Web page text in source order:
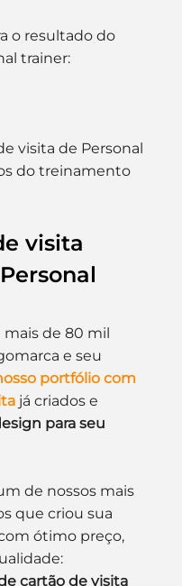
o resultado do
trainer:
visita de Personal
do treinamento
visita
de 80 mil
e seu
portfólio com
já criados e
para seu
de nossos mais
que criou sua
ótimo preço,
cartão de visita